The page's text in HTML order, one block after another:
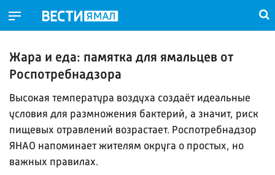
Жара и еда: памятка для ямальцев от
Роспотребнадзора
Высокая температура воздуха создаёт идеальные
условия для размножения бактерий, а значит, риск
пищевых отравлений возрастает. Роспотребнадзор
ЯНАО напоминает жителям округа о простых, но
важных правилах.